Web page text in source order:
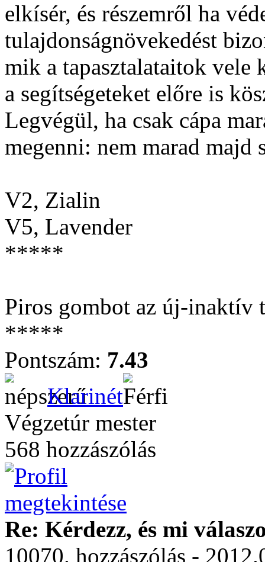
elkísér, és részemről ha
tulajdonságnövekedést
mik a tapasztalataitok vele
a segítségeteket előre is
Legvégül, ha csak cápa
megenni: nem marad majd
V2, Zialin
V5, Lavender
*****
Piros gombot az új-inaktív
*****
Pontszám: 7.43
Klarinét
Végzetúr mester
568 hozzászólás
Re: Kérdezz, és mi
10070. hozzászólás -